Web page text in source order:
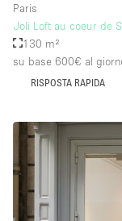
Paris
Joli Loft au coeur de
130 m²
su base 600€ al
RISPOSTA RAPIDA